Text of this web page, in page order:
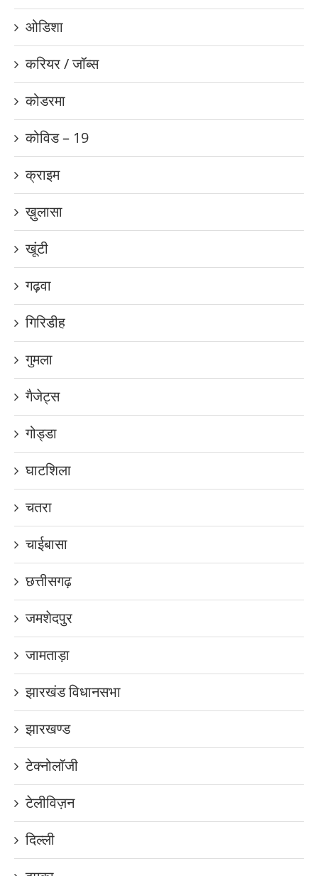
ओडिशा
करियर / जॉब्स
कोडरमा
कोविड – 19
क्राइम
ख़ुलासा
खूंटी
गढ़वा
गिरिडीह
गुमला
गैजेट्स
गोड्डा
घाटशिला
चतरा
चाईबासा
छत्तीसगढ़
जमशेदपुर
जामताड़ा
झारखंड विधानसभा
झारखण्ड
टेक्नोलॉजी
टेलीविज़न
दिल्ली